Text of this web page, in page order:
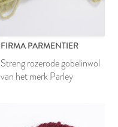
FIRMA PARMENTIER
Streng rozerode gobelinwol
van het merk Parley